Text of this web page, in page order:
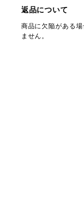
返品について
商品に欠陥がある
ません。